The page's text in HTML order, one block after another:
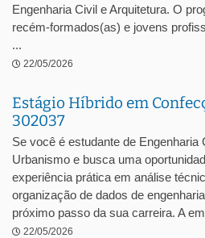
Engenharia Civil e Arquitetura. O
recém-formados(as) e jovens
...
22/05/2026
Estágio Híbrido em
302037
Se você é estudante de Engenharia
Urbanismo e busca uma
experiência prática em análise
organização de dados de
próximo passo da sua carreira. A
22/05/2026